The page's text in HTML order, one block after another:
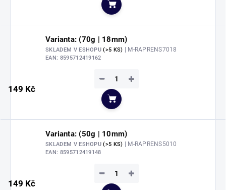
Do košíku
Varianta: (70g | 18mm)
SKLADEM V ESHOPU(>5 KS) | M-RAPRENS7018
EAN: 8595712419162
149 Kč
+
−
Do košíku
Varianta: (50g | 10mm)
SKLADEM V ESHOPU(>5 KS) | M-RAPRENS5010
EAN: 8595712419148
149 Kč
+
−